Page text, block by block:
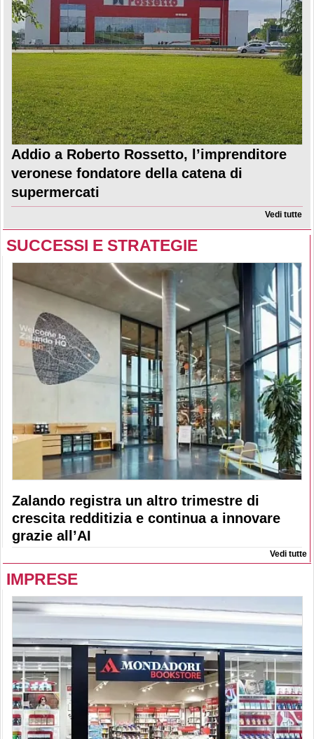
Addio a Roberto Rossetto, l’imprenditore
veronese fondatore della catena di
supermercati
Vedi tutte
SUCCESSI E STRATEGIE
Zalando registra un altro trimestre di
crescita redditizia e continua a innovare
grazie all’AI
Vedi tutte
IMPRESE